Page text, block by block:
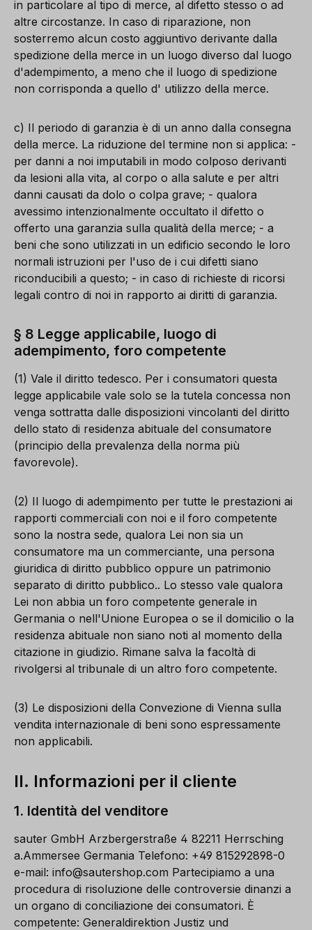
in ​​particolare al tipo di merce, al difetto stesso o ad
altre circostanze. In caso di riparazione, non
sosterremo alcun costo aggiuntivo derivante dalla
spedizione della merce in un luogo diverso dal luogo
d'adempimento, a meno che il luogo di spedizione
non corrisponda a quello d' utilizzo della merce.
c) Il periodo di garanzia è di un anno dalla consegna
della merce. La riduzione del termine non si applica: -
per danni a noi imputabili in modo colposo derivanti
da lesioni alla vita, al corpo o alla salute e per altri
danni causati da dolo o colpa grave; - qualora
avessimo intenzionalmente occultato il difetto o
offerto una garanzia sulla qualità della merce; - a
beni che sono utilizzati in un edificio secondo le loro
normali istruzioni per l'uso de i cui difetti siano
riconducibili a questo; - in caso di richieste di ricorsi
legali contro di noi in rapporto ai diritti di garanzia.
§ 8 Legge applicabile, luogo di
adempimento, foro competente
(1) Vale il diritto tedesco. Per i consumatori questa
legge applicabile vale solo se la tutela concessa non
venga sottratta dalle disposizioni vincolanti del diritto
dello stato di residenza abituale del consumatore
(principio della prevalenza della norma più
favorevole).
(2) Il luogo di adempimento per tutte le prestazioni ai
rapporti commerciali con noi e il foro competente
sono la nostra sede, qualora Lei non sia un
consumatore ma un commerciante, una persona
giuridica di diritto pubblico oppure un patrimonio
separato di diritto pubblico.. Lo stesso vale qualora
Lei non abbia un foro competente generale in
Germania o nell'Unione Europea o se il domicilio o la
residenza abituale non siano noti al momento della
citazione in giudizio. Rimane salva la facoltà di
rivolgersi al tribunale di un altro foro competente.
(3) Le disposizioni della Convezione di Vienna sulla
vendita internazionale di beni sono espressamente
non applicabili.
II. Informazioni per il cliente
1. Identità del venditore
sauter GmbH Arzbergerstraße 4 82211 Herrsching
a.Ammersee Germania Telefono: +49 815292898-0
e-mail: info@sautershop.com Partecipiamo a una
procedura di risoluzione delle controversie dinanzi a
un organo di conciliazione dei consumatori. È
competente: Generaldirektion Justiz und